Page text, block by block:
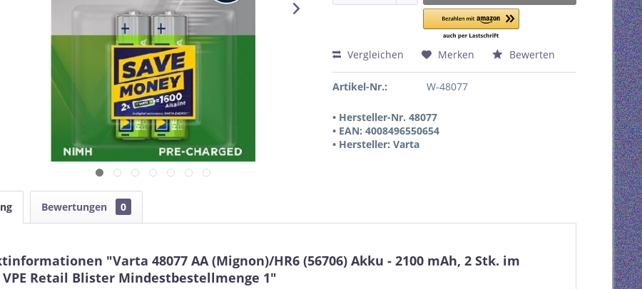
Vergleichen Merken Bewerten
Artikel-Nr.: W-48077
• Hersteller-Nr. 48077
• EAN: 4008496550654
• Hersteller: Varta
Bewertungen 0
"Varta 48077 AA (Mignon)/HR6 (56706) Akku - 2100 mAh, 2 Stk. im
Retail Blister Mindestbestellmenge 1"